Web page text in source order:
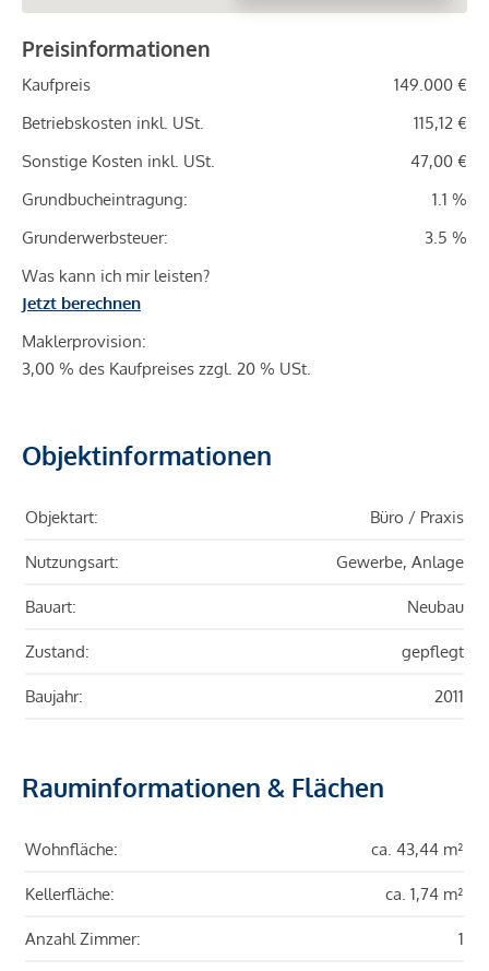
Preisinformationen
Kaufpreis
149.000 €
Betriebskosten inkl. USt.
115,12 €
Sonstige Kosten inkl. USt.
47,00 €
Grundbucheintragung:
1.1 %
Grunderwerbsteuer:
3.5 %
Was kann ich mir leisten?
Jetzt berechnen
Maklerprovision:
3,00 % des Kaufpreises zzgl. 20 % USt.
Objektinformationen
Objektart: Büro / Praxis
Nutzungsart: Gewerbe, Anlage
Bauart: Neubau
Zustand: gepflegt
Baujahr: 2011
Rauminformationen & Flächen
Wohnfläche: ca. 43,44 m²
Kellerfläche: ca. 1,74 m²
Anzahl Zimmer: 1